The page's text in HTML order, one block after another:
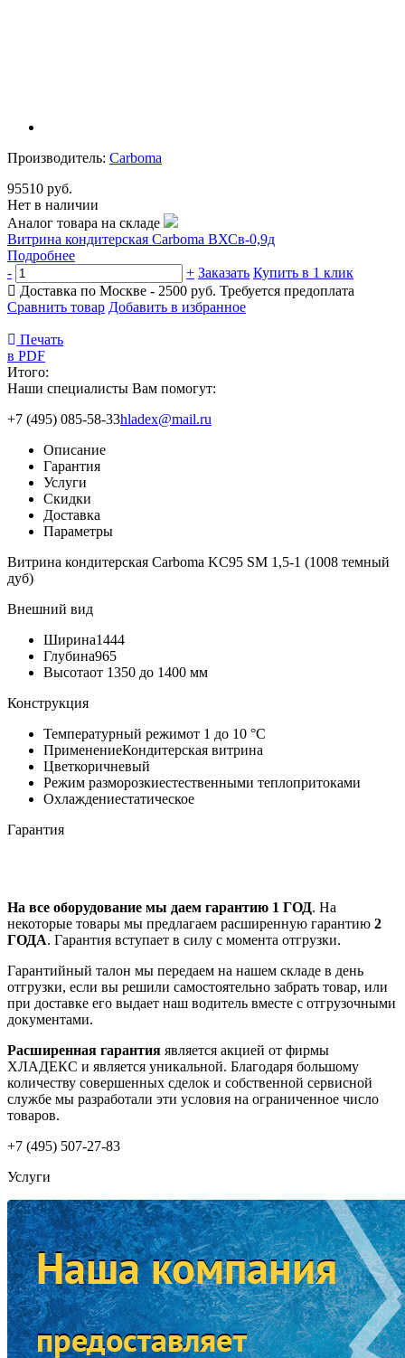
Производитель: Carboma
95510 руб.
Нет в наличии
Аналог товара на складе
Витрина кондитерская Carboma ВХСв-0,9д
Подробнее
-
+ Заказать Купить в 1 клик
Доставка по Москве - 2500 руб. Требуется предоплата
Сравнить товар Добавить в избранное
Печать
в PDF
Итого:
Наши специалисты Вам помогут:
+7 (495) 085-58-33hladex@mail.ru
Описание
Гарантия
Услуги
Скидки
Доставка
Параметры
Витрина кондитерская Carboma KC95 SM 1,5-1 (1008 темный
дуб)
Внешний вид
Ширина1444
Глубина965
Высотаот 1350 до 1400 мм
Конструкция
Температурный режимот 1 до 10 °С
ПрименениеКондитерская витрина
Цветкоричневый
Режим разморозкиестественными теплопритоками
Охлаждениестатическое
Гарантия
На все оборудование мы даем гарантию 1 ГОД. На
некоторые товары мы предлагаем расширенную гарантию 2
ГОДА. Гарантия вступает в силу с момента отгрузки.
Гарантийный талон мы передаем на нашем складе в день
отгрузки, если вы решили самостоятельно забрать товар, или
при доставке его выдает наш водитель вместе с отгрузочными
документами.
Расширенная гарантия является акцией от фирмы
ХЛАДЕКС и является уникальной. Благодаря большому
количеству совершенных сделок и собственной сервисной
службе мы разработали эти условия на ограниченное число
товаров.
+7 (495) 507-27-83
Услуги